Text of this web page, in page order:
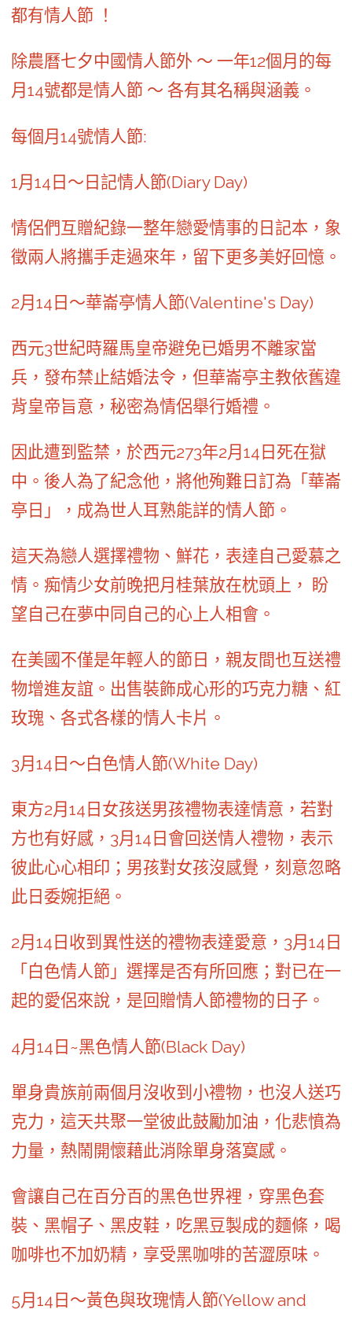
都有情人節 ！
除農曆七夕中國情人節外 ～ 一年12個月的每
月14號都是情人節 ～ 各有其名稱與涵義。
每個月14號情人節:
1月14日～日記情人節(Diary Day)
情侶們互贈紀錄一整年戀愛情事的日記本，象
徵兩人將攜手走過來年，留下更多美好回憶。
2月14日～華崙亭情人節(Valentine's Day)
西元3世紀時羅馬皇帝避免已婚男不離家當
兵，發布禁止結婚法令，但華崙亭主教依舊違
背皇帝旨意，秘密為情侶舉行婚禮。
因此遭到監禁，於西元273年2月14日死在獄
中。後人為了紀念他，將他殉難日訂為「華崙
亭日」，成為世人耳熟能詳的情人節。
這天為戀人選擇禮物、鮮花，表達自己愛慕之
情。痴情少女前晚把月桂葉放在枕頭上， 盼
望自己在夢中同自己的心上人相會。
在美國不僅是年輕人的節日，親友間也互送禮
物增進友誼。出售裝飾成心形的巧克力糖、紅
玫瑰、各式各樣的情人卡片。
3月14日～白色情人節(White Day)
東方2月14日女孩送男孩禮物表達情意，若對
方也有好感，3月14日會回送情人禮物，表示
彼此心心相印；男孩對女孩沒感覺，刻意忽略
此日委婉拒絕。
2月14日收到異性送的禮物表達愛意，3月14日
「白色情人節」選擇是否有所回應；對已在一
起的愛侶來說，是回贈情人節禮物的日子。
4月14日~黑色情人節(Black Day)
單身貴族前兩個月沒收到小禮物，也沒人送巧
克力，這天共聚一堂彼此鼓勵加油，化悲憤為
力量，熱鬧開懷藉此消除單身落寞感。
會讓自己在百分百的黑色世界裡，穿黑色套
裝、黑帽子、黑皮鞋，吃黑豆製成的麵條，喝
咖啡也不加奶精，享受黑咖啡的苦澀原味。
5月14日～黃色與玫瑰情人節(Yellow and